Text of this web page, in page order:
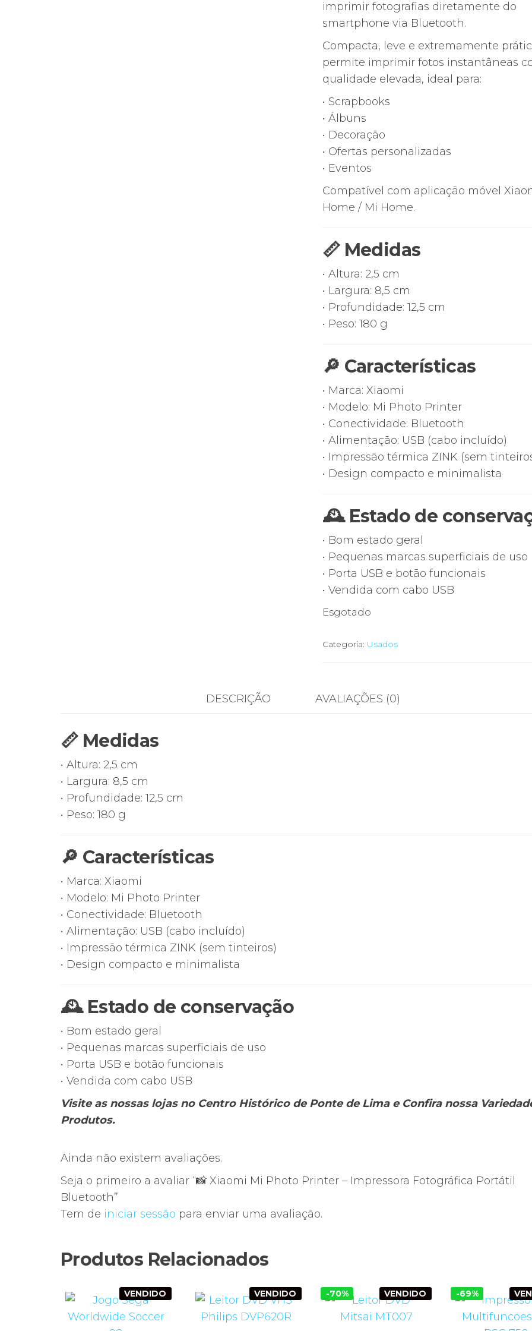
59,00€.
44,42€.
imprimir fotografias diretamente do
smartphone via Bluetooth.
Compacta, leve e extremamente
permite imprimir fotos instantâneas
qualidade elevada, ideal para:
• Scrapbooks
• Álbuns
• Decoração
• Ofertas personalizadas
• Eventos
Compatível com aplicação móvel
Home / Mi Home.
📏 Medidas
• Altura: 2,5 cm
• Largura: 8,5 cm
• Profundidade: 12,5 cm
• Peso: 180 g
🔎 Características
• Marca: Xiaomi
• Modelo: Mi Photo Printer
• Conectividade: Bluetooth
• Alimentação: USB (cabo incluído)
• Impressão térmica ZINK (sem
• Design compacto e minimalista
🕰 Estado de
• Bom estado geral
• Pequenas marcas superficiais de uso
• Porta USB e botão funcionais
• Vendida com cabo USB
Esgotado
Categoria: Usados
DESCRIÇÃO AVALIAÇÕES (0)
📏 Medidas
• Altura: 2,5 cm
• Largura: 8,5 cm
• Profundidade: 12,5 cm
• Peso: 180 g
🔎 Características
• Marca: Xiaomi
• Modelo: Mi Photo Printer
• Conectividade: Bluetooth
• Alimentação: USB (cabo incluído)
• Impressão térmica ZINK (sem tinteiros)
• Design compacto e minimalista
🕰 Estado de conservação
• Bom estado geral
• Pequenas marcas superficiais de uso
• Porta USB e botão funcionais
• Vendida com cabo USB
Visite as nossas lojas no Centro Histórico de Ponte de Lima e Confira nossa
Produtos.
Ainda não existem avaliações.
Seja o primeiro a avaliar “📸 Xiaomi Mi Photo Printer – Impressora Fotográfica Portátil
Bluetooth”
Tem de iniciar sessão para enviar uma avaliação.
Produtos Relacionados
VENDIDO VENDIDO -70% VENDIDO -69%